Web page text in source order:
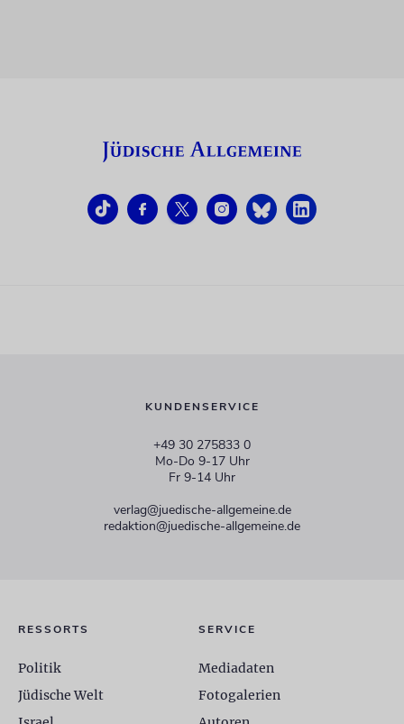
KUNDENSERVICE
+49 30 275833 0
Mo-Do 9-17 Uhr
Fr 9-14 Uhr
verlag@juedische-allgemeine.de
redaktion@juedische-allgemeine.de
RESSORTS
Politik
Jüdische Welt
SERVICE
Mediadaten
Fotogalerien